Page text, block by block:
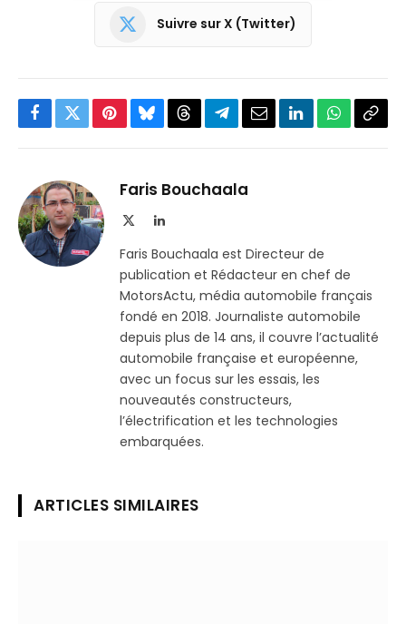
Suivre sur X (Twitter)
Facebook
TwitterPinterestBlueskyThreadsPartager
Telegram
EmailLinkedInWhatsApp
Faris Bouchaala
LinkedIn
Faris Bouchaala est Directeur de
publication et Rédacteur en chef de
MotorsActu, média automobile français
fondé en 2018. Journaliste automobile
depuis plus de 14 ans, il couvre l’actualité
automobile française et européenne,
avec un focus sur les essais, les
nouveautés constructeurs,
l’électrification et les technologies
embarquées.
ARTICLES SIMILAIRES